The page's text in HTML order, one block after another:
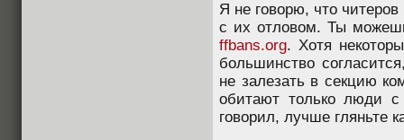
Я не говорю, что
с их отловом. Ты
ffbans.org. Хотя
большинство
не залезать в секцию
обитают только люди
говорил, лучше гляньте